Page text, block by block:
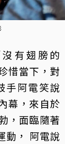
有翅膀的
惜當下，對
手阿電笑說
幕，來自於
，面臨隨著
動， 阿電說